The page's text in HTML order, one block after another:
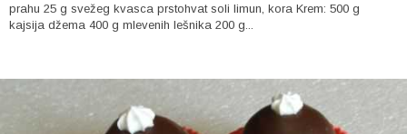
prahu 25 g svežeg kvasca prstohvat soli limun, kora Krem: 500 g
kajsija džema 400 g mlevenih lešnika 200 g...